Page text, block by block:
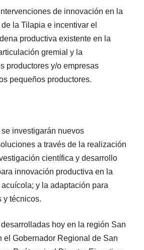
de innovación en la
la Tilapia e incentivar el
productiva existente en la
gremial y la
productores y/o empresas
pequeños productores.
investigarán nuevos
a través de la realización
científica y desarrollo
innovación productiva en la
y la adaptación para
y técnicos.
hoy en la región San
el Gobernador Regional de San